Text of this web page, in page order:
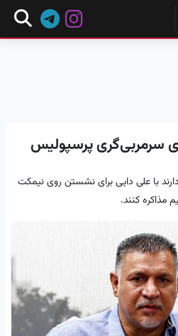
سرمربی‌گری پرسپولیس
با علی دایی برای نشستن روی نیمکت
مذاکره کنند.